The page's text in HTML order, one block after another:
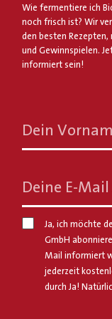
Wie fermentiere ich
noch frisch ist? Wir
den besten
und Gewinnspielen.
informiert sein!
Dein
Deine E-Mail
Ja, ich möchte
GmbH
Mail informiert
jederzeit
durch Ja!